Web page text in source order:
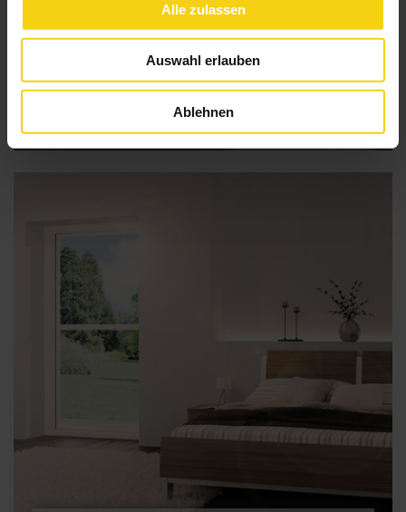
Alle zulassen
Auswahl erlauben
Ablehnen
Insektenschutz-Festrahmen